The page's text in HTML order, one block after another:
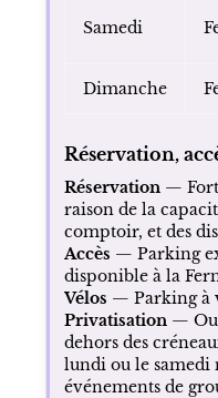
Samedi
Dimanche
Réservation,
Réservation—
raison de la
comptoir, et des
Accès — Parking
disponible à la
Vélos — Parking à
Privatisation—
dehors des
lundi ou le samedi
événements de